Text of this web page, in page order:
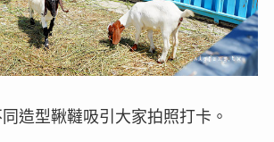
造型鞦韃吸引大家拍照打卡。